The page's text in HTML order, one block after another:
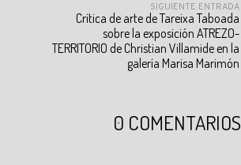
SIGUIENTE ENTRADA
Crítica de arte de Tareixa Taboada
sobre la exposición ATREZO-
TERRITORIO de Christian Villamide en la
galería Marisa Marimón
0 COMENTARIOS